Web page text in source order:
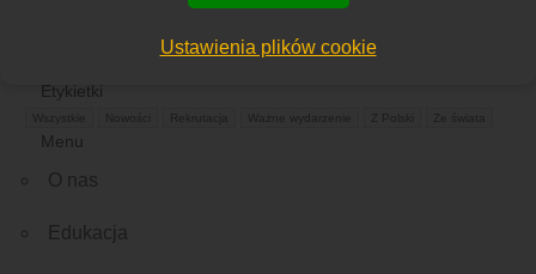
Etykietki
Wszystkie Rekrutacja Ważne wydarzenie
Menu
O nas
Edukacja
Ustawienia plików cookie